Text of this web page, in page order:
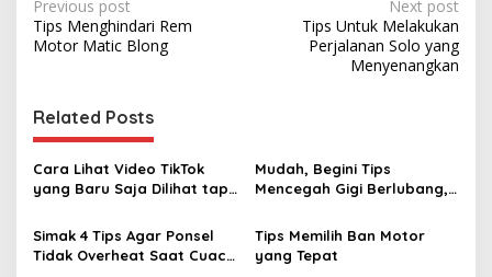
P
o
t
n
a
v
i
g
Previous post
Tips Menghindari Rem
Motor Matic Blong
Next post
Tips Untuk Melakukan
Perjalanan Solo yang
Menyenangkan
Related Posts
Cara Lihat Video TikTok
yang Baru Saja Dilihat tapi
Mudah, Begini Tips
Mencegah Gigi Berlubang,
Simak 4 Tips Agar Ponsel
Tidak Overheat Saat Cuaca
Tips Memilih Ban Motor
yang Tepat